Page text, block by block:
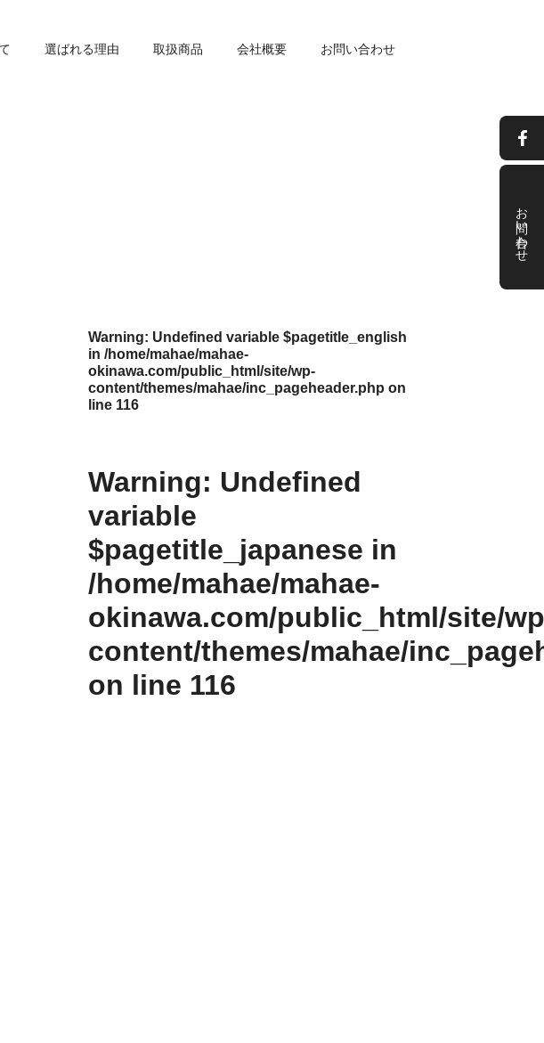
選ばれる理由 取扱商品 会社概要 お問い合わせ
お問い合わせ
Warning: Undefined variable $pagetitle_english
in /home/mahae/mahae-
okinawa.com/public_html/site/wp-
content/themes/mahae/inc_pageheader.php on
line 116
Warning: Undefined
variable
$pagetitle_japanese in
/home/mahae/mahae-
okinawa.com/public_html/site/
content/themes/mahae/
on line 116